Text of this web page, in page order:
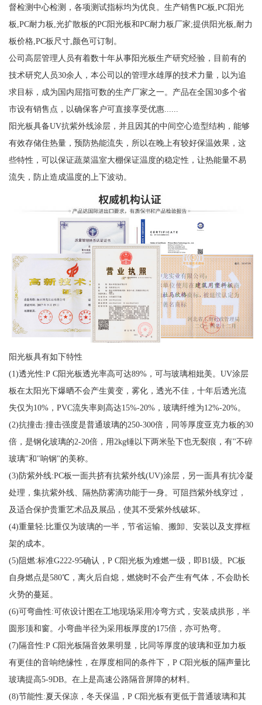
督检测中心检测，各项测试指标均为优良。生产销售PC板,PC阳光
板,PC耐力板,光扩散板的PC阳光板和PC耐力板厂家;提供阳光板,耐力
板价格,PC板尺寸,颜色可订制。
公司高层管理人员有着数十年从事阳光板生产研究经验，目前有的
技术研究人员30余人，本公司以的管理水雄厚的技术力量，以为追
求目标，成为国内屈指可数的生产厂家之一。产品在全国30多个省
市设有销售点，以确保客户可直接享受优惠......
阳光板具备UV抗紫外线涂层，并且因其的中间空心造型结构，能够
有效存储住热量，预防热能流失，所以在晚上有较好保温效果，这
些特性，可以保证蔬菜温室大棚保证温度的稳定性，让热能量不易
流失，防止造成温度的上下波动。
阳光板具有如下特性
(1)透光性:P C阳光板透光率高可达89%，可与玻璃相妣美。UV涂层
板在太阳光下爆晒不会产生黄变，雾化，透光不佳，十年后透光流
失仅为10%，PVC流失率则高达15%-20%，玻璃纤维为12%-20%。
(2)抗撞击:撞击强度是普通玻璃的250-300倍，同等厚度亚克力板的30
倍，是钢化玻璃的2-20倍，用2kg锤以下两米坠下也无裂痕，有"不碎
玻璃"和"响钢"的美称。
(3)防紫外线:PC板一面共挤有抗紫外线(UV)涂层，另一面具有抗冷凝
处理，集抗紫外线、隔热防雾滴功能于一身。可阻挡紫外线穿过，
及适合保护贵重艺术品及展品，使其不受紫外线破坏。
(4)重量轻:比重仅为玻璃的一半，节省运输、搬卸、安装以及支撑框
架的成本。
(5)阻燃:标准G222-95确认，P C阳光板为难燃一级，即B1级。PC板
自身燃点是580℃，离火后自熄，燃烧时不会产生有气体，不会助长
火势的蔓延。
(6)可弯曲性:可依设计图在工地现场采用冷弯方式，安装成拱形，半
圆形顶和窗。小弯曲半径为采用板厚度的175倍，亦可热弯。
(7)隔音性:P C阳光板隔音效果明显，比同等厚度的玻璃和亚加力板
有更佳的音响绝缘性，在厚度相同的条件下，P C阳光板的隔声量比
玻璃提高5-9DB。在上是高速公路隔音屏障的材料。
(8)节能性:夏天保凉，冬天保温，P C阳光板有更低于普通玻璃和其